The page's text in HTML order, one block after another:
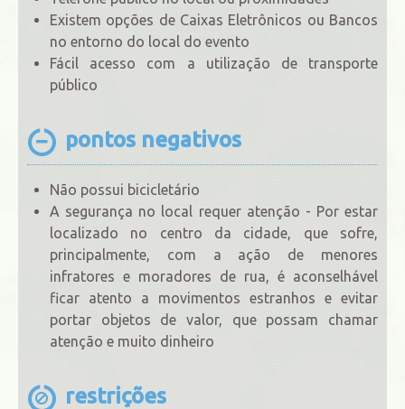
Existem opções de Caixas Eletrônicos ou Bancos
no entorno do local do evento
Fácil acesso com a utilização de transporte
público
pontos negativos
Não possui bicicletário
A segurança no local requer atenção - Por estar
localizado no centro da cidade, que sofre,
principalmente, com a ação de menores
infratores e moradores de rua, é aconselhável
ficar atento a movimentos estranhos e evitar
portar objetos de valor, que possam chamar
atenção e muito dinheiro
restrições